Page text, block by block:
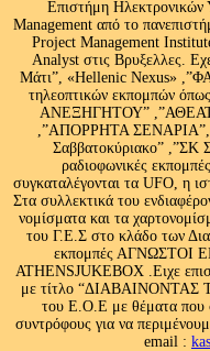
Επιστήμη Ηλεκτρονικών
Management από το
Project Management
Analyst στις Βρυξελλες.
Μάτι”, «Hellenic Nexus»
τηλεοπτικών εκπομπών
ΑΝΕΞΗΓΗΤΟΥ”
,”ΑΠΟΡΡΗΤΑ
Σαββατοκύριακο” ,”ΣΚ
ραδιοφωνικές
συγκαταλέγονται τα UFO, η
Στα συλλεκτικά του
νομίσματα και τα
του Γ.Ε.Σ στο κλάδο των
εκπομπές ΑΓΝΩΣΤΟΙ
ATHENSJUKEBOX .Ειχε
με τίτλο
του Ε.Ο.Ε με θέματα που
συντρόφους για να
email :